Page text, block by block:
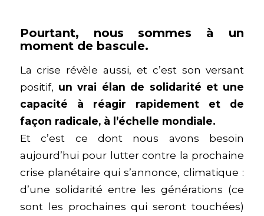
Pourtant, nous sommes à un
moment de bascule.
La crise révèle aussi, et c’est son versant
positif, un vrai élan de solidarité et une
capacité à réagir rapidement et de
façon radicale, à l’échelle mondiale.
Et c’est ce dont nous avons besoin
aujourd’hui pour lutter contre la prochaine
crise planétaire qui s’annonce, climatique :
d’une solidarité entre les générations (ce
sont les prochaines qui seront touchées)